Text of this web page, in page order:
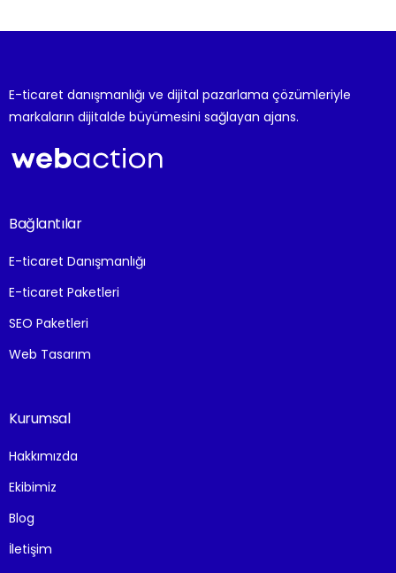
E-ticaret danışmanlığı ve dijital pazarlama çözümleriyle
markaların dijitalde büyümesini sağlayan ajans.
Bağlantılar
E-ticaret Danışmanlığı
E-ticaret Paketleri
SEO Paketleri
Web Tasarım
Kurumsal
Hakkımızda
Ekibimiz
Blog
İletişim